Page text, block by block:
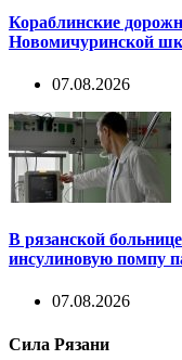
Кораблинские
Новомичуринской
07.08.2026
В рязанской
инсулиновую помпу
07.08.2026
Сила Рязани